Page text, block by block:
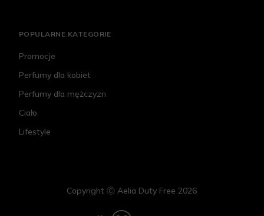
POPULARNE KATEGORIE
Promocje
Perfumy dla kobiet
Perfumy dla mężczyzn
Ciało
Lifestyle
Copyright Ⓒ Aelia Duty Free 2026